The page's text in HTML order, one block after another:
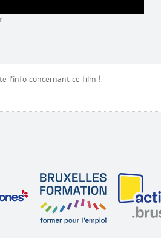
l’info concernant ce film !